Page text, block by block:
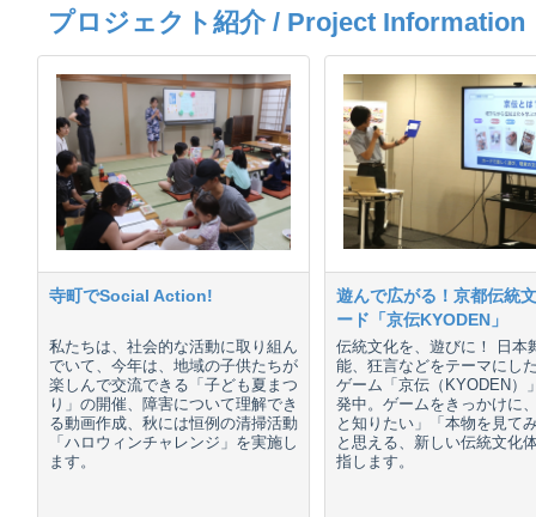
プロジェクト紹介 / Project Information
寺町でSocial Action!
私たちは、社会的な活動に取り組ん
でいて、今年は、地域の子供たちが
楽しんで交流できる「子ども夏まつ
り」の開催、障害について理解でき
る動画作成、秋には恒例の清掃活動
「ハロウィンチャレンジ」を実施し
ます。
遊んで広がる！京都伝統
ード「京伝KYODEN」
伝統文化を、遊びに！ 日本
能、狂言などをテーマにし
ゲーム「京伝（KYODEN）
発中。ゲームをきっかけに
と知りたい」「本物を見て
と思える、新しい伝統文化
指します。